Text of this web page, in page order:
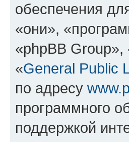
обеспечения
«они»,
«phpBB
«General Public
по адресу
программного
поддержкой